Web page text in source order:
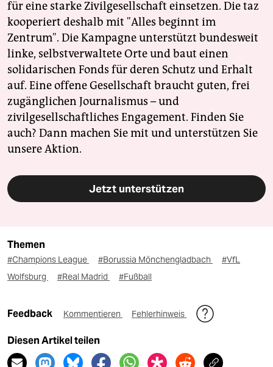
für eine starke Zivilgesellschaft einsetzen. Die taz
kooperiert deshalb mit "Alles beginnt im
Zentrum". Die Kampagne unterstützt bundesweit
linke, selbstverwaltete Orte und baut einen
solidarischen Fonds für deren Schutz und Erhalt
auf. Eine offene Gesellschaft braucht guten, frei
zugänglichen Journalismus – und
zivilgesellschaftliches Engagement. Finden Sie
auch? Dann machen Sie mit und unterstützen Sie
unsere Aktion.
Jetzt unterstützen
Themen
#Champions League #Borussia Mönchengladbach
#VfL
Wolfsburg
#Real Madrid #Fußball
Feedback Kommentieren Fehlerhinweis
Diesen Artikel teilen